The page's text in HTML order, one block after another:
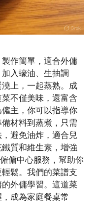
作簡單，適合外傭
入蠔油、生抽調
上，一起蒸熟。成
不僅美味，還富含
主，你可以指導你
材料到蒸煮，只需
避免油炸，適合兒
質和維生素，增強
傭中心服務，幫助你
鬆。我們的菜譜支
外傭學習。這道菜
成為家庭餐桌常